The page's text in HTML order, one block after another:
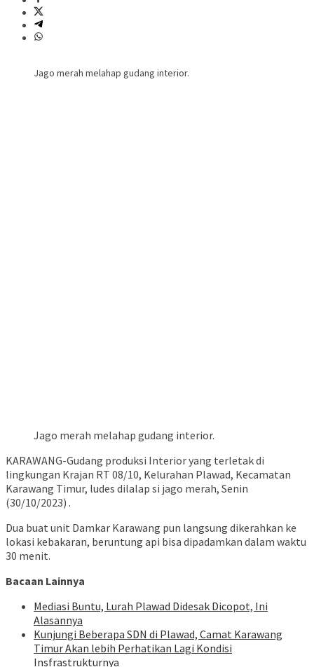
Jago merah melahap gudang interior.
Jago merah melahap gudang interior.
KARAWANG-Gudang produksi Interior yang terletak di
lingkungan Krajan RT 08/10, Kelurahan Plawad, Kecamatan
Karawang Timur, ludes dilalap si jago merah, Senin
(30/10/2023) .
Dua buat unit Damkar Karawang pun langsung dikerahkan ke
lokasi kebakaran, beruntung api bisa dipadamkan dalam waktu
30 menit.
Bacaan Lainnya
Mediasi Buntu, Lurah Plawad Didesak Dicopot, Ini
Alasannya
Kunjungi Beberapa SDN di Plawad, Camat Karawang
Timur Akan lebih Perhatikan Lagi Kondisi
Insfrastrukturnya